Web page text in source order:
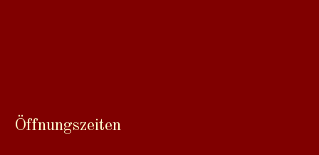
Öffnungszeiten